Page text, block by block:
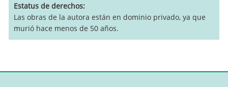
Estatus de derechos
Las obras de la autora están en dominio privado, ya que
murió hace menos de 50 años.